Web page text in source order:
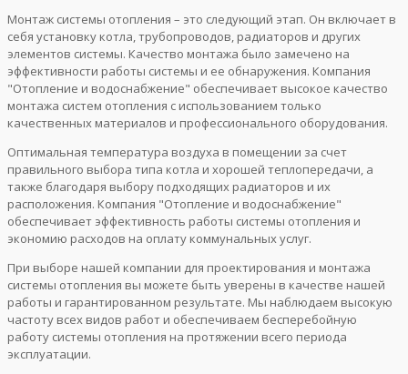
Монтаж системы отопления – это следующий этап. Он включает в
себя установку котла, трубопроводов, радиаторов и других
элементов системы. Качество монтажа было замечено на
эффективности работы системы и ее обнаружения. Компания
"Отопление и водоснабжение" обеспечивает высокое качество
монтажа систем отопления с использованием только
качественных материалов и профессионального оборудования.
Оптимальная температура воздуха в помещении за счет
правильного выбора типа котла и хорошей теплопередачи, а
также благодаря выбору подходящих радиаторов и их
расположения. Компания "Отопление и водоснабжение"
обеспечивает эффективность работы системы отопления и
экономию расходов на оплату коммунальных услуг.
При выборе нашей компании для проектирования и монтажа
системы отопления вы можете быть уверены в качестве нашей
работы и гарантированном результате. Мы наблюдаем высокую
частоту всех видов работ и обеспечиваем бесперебойную
работу системы отопления на протяжении всего периода
эксплуатации.